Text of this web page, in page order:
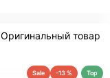
Оригинальный товар
Sale -13 % Top